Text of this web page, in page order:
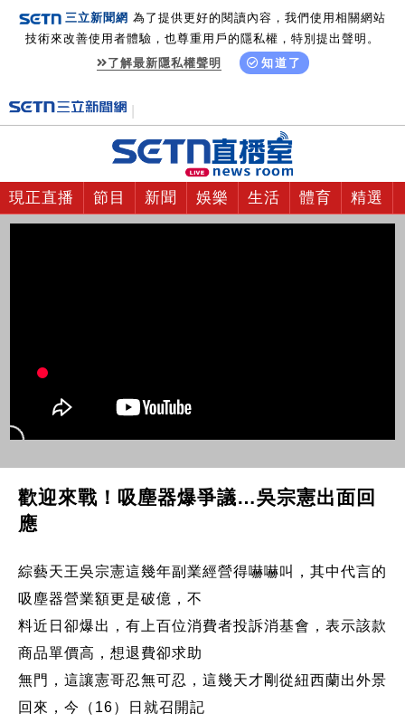
三立新聞網 為了提供更好的閱讀內容，我們使用相關網站
技術來改善使用者體驗，也尊重用戶的隱私權，特別提出聲明。
了解最新隱私權聲明
知道了
現正直播 節目 新聞 娛樂 生活 體育 精選
歡迎來戰！吸塵器爆爭議…吳宗憲出面回
應
綜藝天王吳宗憲這幾年副業經營得嚇嚇叫，其中代言的
吸塵器營業額更是破億，不
料近日卻爆出，有上百位消費者投訴消基會，表示該款
商品單價高，想退費卻求助
無門，這讓憲哥忍無可忍，這幾天才剛從紐西蘭出外景
回來，今（16）日就召開記